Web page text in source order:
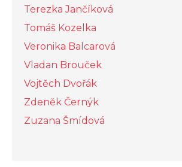
Terezka Jančíková
Tomáš Kozelka
Veronika Balcarová
Vladan Brouček
Vojtěch Dvořák
Zdeněk Černýk
Zuzana Šmídová